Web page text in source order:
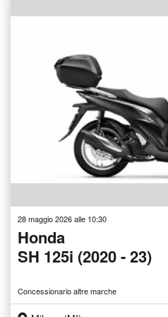
28 maggio 2026 alle 10:30
Honda
SH 125i (2020 - 23)
Concessionario altre marche